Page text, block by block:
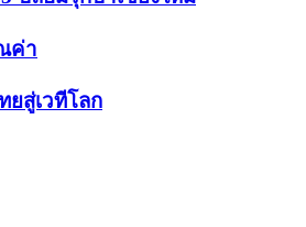
ค่า
ยสู่เวทีโลก